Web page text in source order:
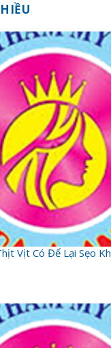
Vịt Có Để Lại Sẹo